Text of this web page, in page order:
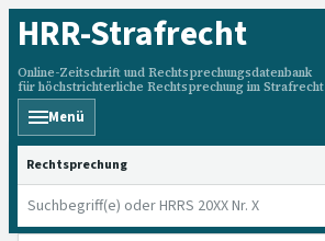
HRR-Strafrecht
Online-Zeitschrift und Rechtsprechungsdatenbank
für höchstrichterliche Rechtsprechung im Strafrecht
Menü
HRRS durchsuchen